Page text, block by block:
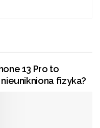
13 Pro to
fizyka?